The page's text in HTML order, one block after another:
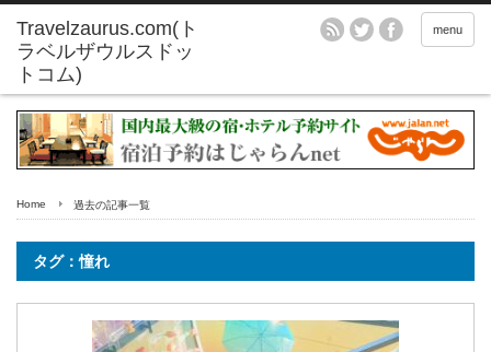
menu
Home 過去の記事一覧
タグ：憧れ